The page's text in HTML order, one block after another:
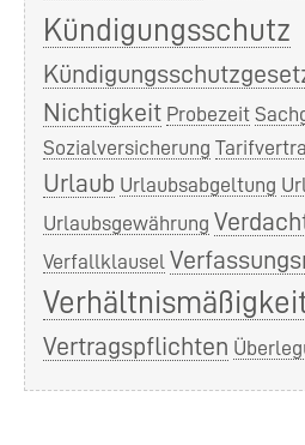
Kündigungsschutz
Nichtigkeit Probezeit
Sozialversicherung
Urlaub Urlaubsabgeltung
Urlaubsgewährung
Verfallklausel
Vertragspflichten